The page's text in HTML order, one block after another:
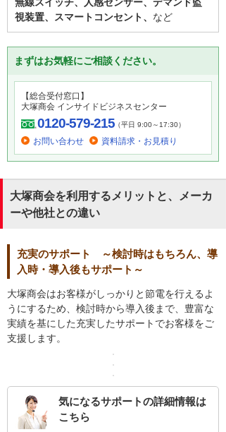
視装置、スマートコンセント、 など
まずはお気軽にご相談ください。
【総合受付窓口】
大塚商会 インサイドビジネスセンター
0120-579-215（平日 9:00～17:30）
お問い合わせ 資料請求・お見積り
大塚商会を利用するメリットと、メーカ
ーや他社との違い
充実のサポート ～検討時はもちろん、導
入時・導入後もサポート～
大塚商会はお客様がしっかりと節電を行えるよ
うにするため、検討時から導入後まで、豊富な
実績を基にした充実したサポートでお客様をご
支援します。
気になるサポートの詳細情報は
こちら